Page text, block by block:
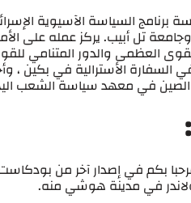
برنامج السياسة الآسيوية
تل أبيب. يركز عمله على
العظمى والدور المتنامي
الأسترالية في بكين ،
الصين في معهد سياسة الشعب
بكم في إصدار آخر من
في مدينة هوشي منه.